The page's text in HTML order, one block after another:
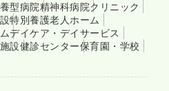
型病院精神科病院クリニック
特別養護老人ホーム
デイケア・デイサービス
設健診センター保育園・学校